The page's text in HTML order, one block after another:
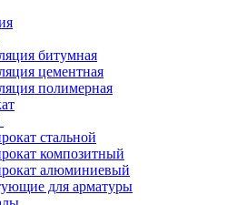
битумная
цементная
полимерная
стальной
композитный
алюминиевый
для арматуры